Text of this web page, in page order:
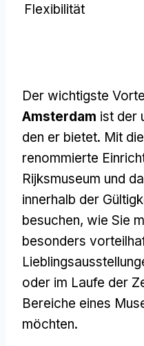
Flexibilität
Der wichtigste
Amsterdam ist der
den er bietet. Mit
renommierte
Rijksmuseum und
innerhalb der
besuchen, wie Sie
besonders
oder im Laufe der
Bereiche eines
möchten.